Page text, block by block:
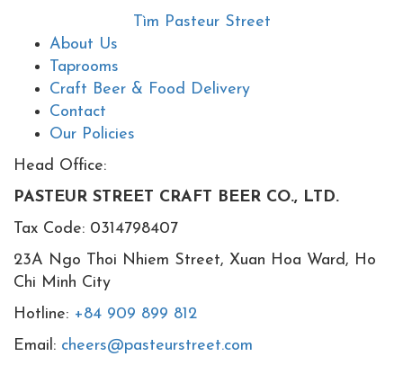
Tìm Pasteur Street
About Us
Taprooms
Craft Beer & Food Delivery
Contact
Our Policies
Head Office:
PASTEUR STREET CRAFT BEER CO., LTD.
Tax Code: 0314798407
23A Ngo Thoi Nhiem Street, Xuan Hoa Ward, Ho
Chi Minh City
Hotline: +84 909 899 812
Email: cheers@pasteurstreet.com